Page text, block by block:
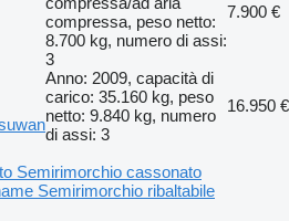
compressa, peso netto:
8.700 kg, numero di assi:
3
7.900 €
Anno: 2009, capacità di
carico: 35.160 kg, peso
netto: 9.840 kg, numero
di assi: 3
16.950 €
Semirimorchio cassonato
Semirimorchio ribaltabile